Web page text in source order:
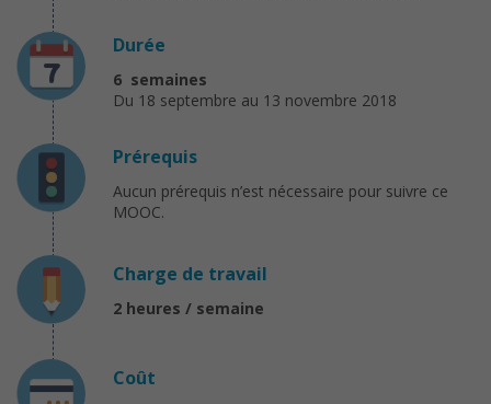
Durée
6 semaines
Du 18 septembre au 13 novembre 2018
Prérequis
Aucun prérequis n’est nécessaire pour suivre ce
MOOC.
Charge de travail
2 heures / semaine
Coût